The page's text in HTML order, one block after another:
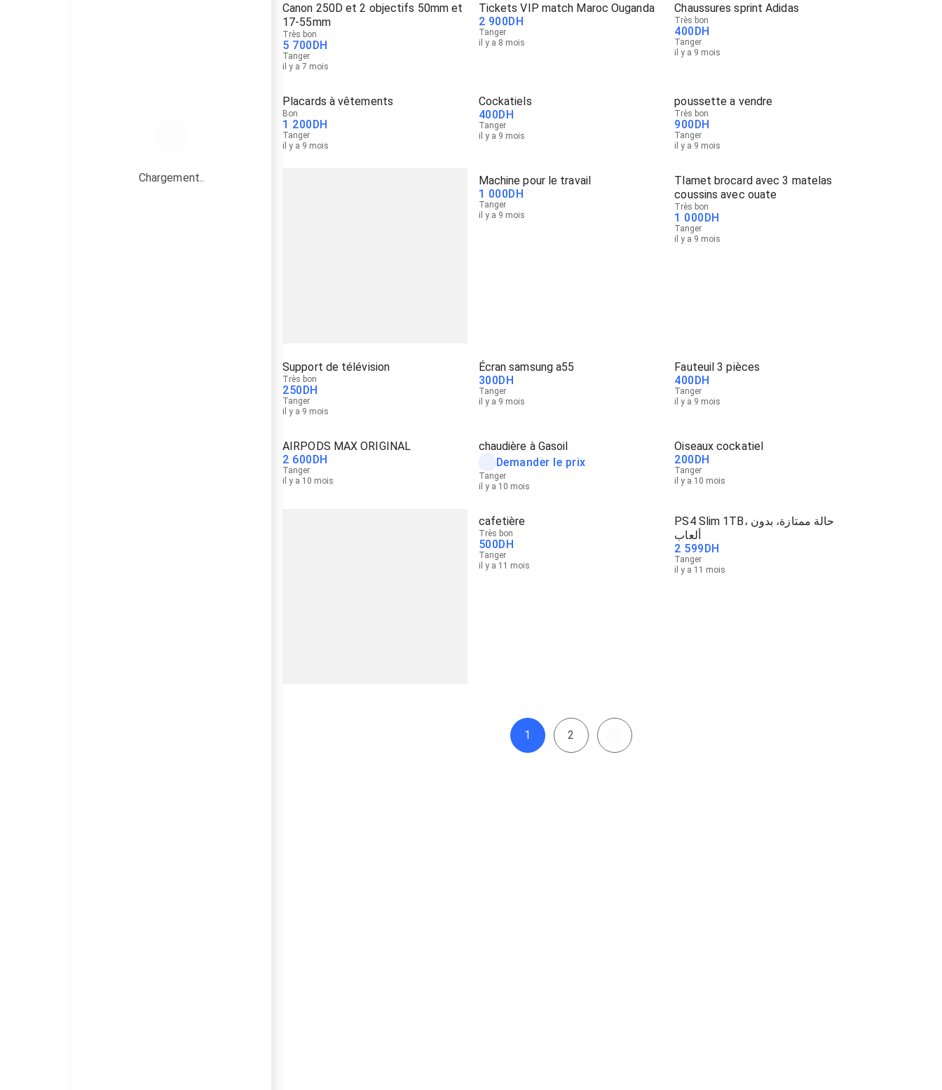
Chargement..
Canon 250D et 2 objectifs 50mm et
17-55mm
Très bon
5 700DH
Tanger
il y a 7 mois
Tickets VIP match Maroc Ouganda
2 900DH
Tanger
il y a 8 mois
Chaussures sprint Adidas
Très bon
400DH
Tanger
il y a 9 mois
Placards à vêtements
Bon
1 200DH
Tanger
il y a 9 mois
Cockatiels
400DH
Tanger
il y a 9 mois
poussette a vendre
Très bon
900DH
Tanger
il y a 9 mois
Machine pour le travail
1 000DH
Tanger
il y a 9 mois
Tlamet brocard avec 3 matelas
coussins avec ouate
Très bon
1 000DH
Tanger
il y a 9 mois
Support de télévision
Très bon
250DH
Tanger
il y a 9 mois
Écran samsung a55
300DH
Tanger
il y a 9 mois
Fauteuil 3 pièces
400DH
Tanger
il y a 9 mois
AIRPODS MAX ORIGINAL
2 600DH
Tanger
il y a 10 mois
chaudière à Gasoil
Demander le prix
Tanger
il y a 10 mois
Oiseaux cockatiel
200DH
Tanger
il y a 10 mois
cafetière
Très bon
500DH
Tanger
il y a 11 mois
PS4 Slim 1TB، حالة ممتازة، بدون
ألعاب
2 599DH
Tanger
il y a 11 mois
1 2